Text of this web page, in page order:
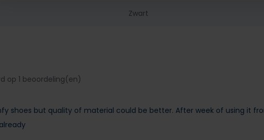
Zwart
op 1 beoordeling(en)
shoes but quality of material could be better. After week of using it